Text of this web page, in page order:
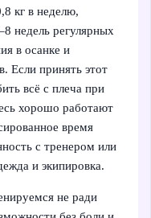
кг в неделю,
недель регулярных
в осанке и
Если принять этот
всё с плеча при
хорошо работают
время
с тренером или
и экипировка.
не ради